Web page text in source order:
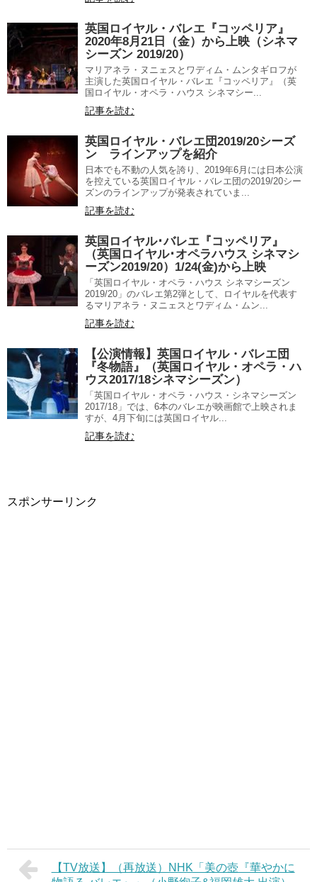
英国ロイヤル・バレエ『コッペリア』
2020年8月21日（金）から上映（シネマ
シーズン 2019/20）
マリアネラ・ヌニェスとワディム・ムンタギロフが
主演した英国ロイヤル・バレエ『コッペリア』（英
国ロイヤル・オペラ・ハウス シネマシー...
記事を読む
英国ロイヤル・バレエ団2019/20シーズ
ン ラインアップを紹介
日本でも不動の人気を誇り、2019年6月には日本公演
を控えている英国ロイヤル・バレエ団の2019/20シー
ズンのラインアップが発表されていま...
記事を読む
英国ロイヤル･バレエ『コッペリア』
（英国ロイヤル･オペラハウス シネマシ
ーズン2019/20）1/24(金)から上映
「英国ロイヤル・オペラ・ハウス シネマシーズン
2019/20」のバレエ第2弾として、ロイヤルを代表す
るマリアネラ・ヌニェスとワディム・ムン...
記事を読む
【公演情報】英国ロイヤル・バレエ団
『冬物語』（英国ロイヤル・オペラ・ハ
ウス2017/18シネマシーズン）
「英国ロイヤル・オペラ・ハウス・シネマシーズン
2017/18」では、6本のバレエが映画館で上映されま
すが、4月下旬には英国ロイヤル...
記事を読む
スポンサーリンク
【TV放送】（再放送）NHK「美の壺『華やかに